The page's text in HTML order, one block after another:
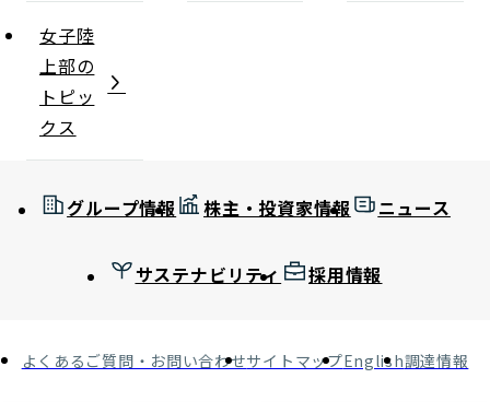
女子陸
上部の
トピッ
クス
グループ情報 株主・投資家情報 ニュース
サステナビリティ 採用情報
よくあるご質問・お問い合わせサイトマップEnglish調達情報